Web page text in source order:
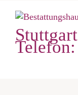
Inhalt
springenStuttgart
Telefon: